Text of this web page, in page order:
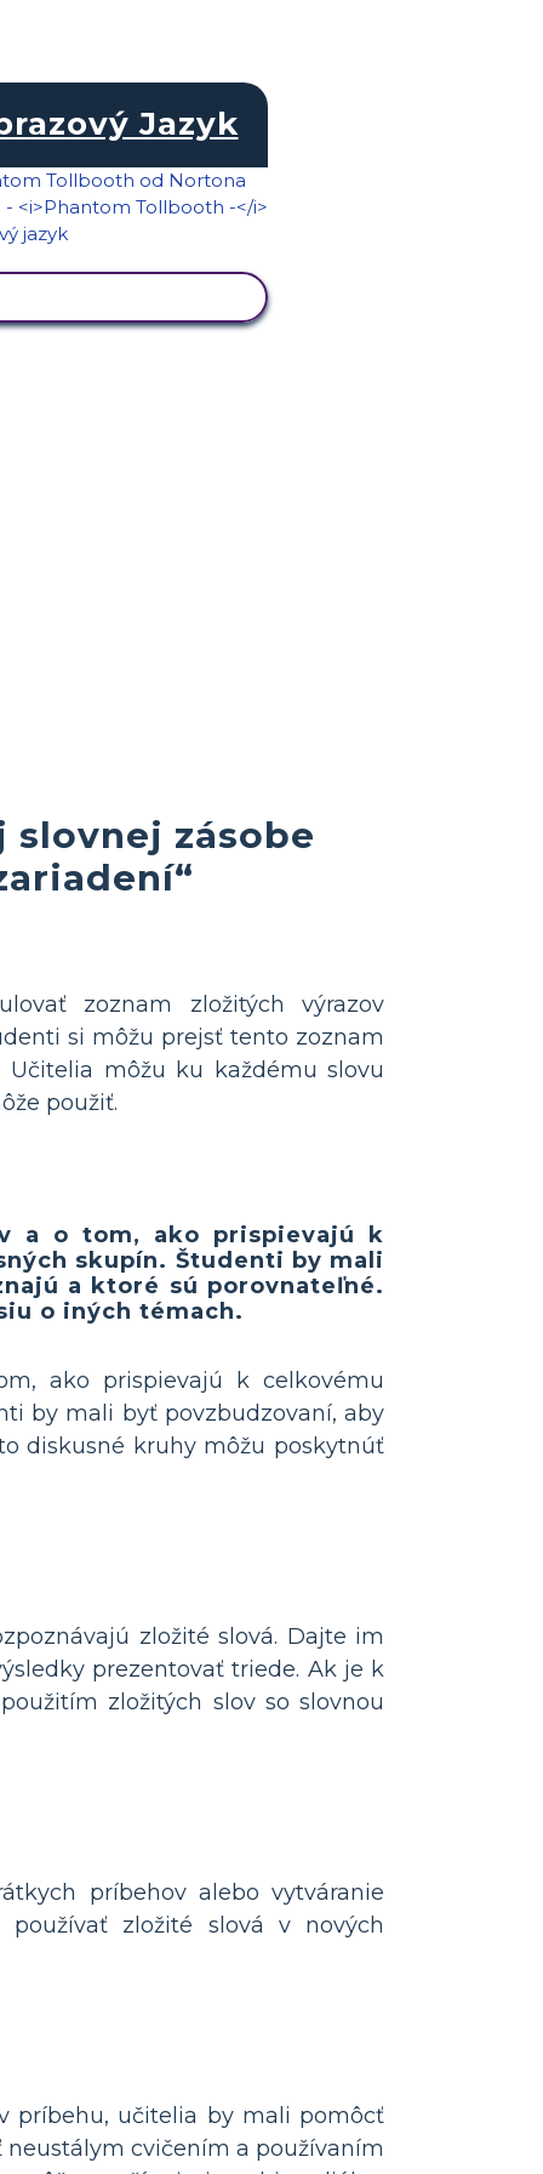
zásobe
zoznam zložitých výrazov
si môžu prejsť tento zoznam
môžu ku každému slovu
použiť.
a o tom, ako prispievajú k
skupín. Študenti by mali
a ktoré sú porovnateľné.
o iných témach.
ako prispievajú k celkovému
by mali byť povzbudzovaní, aby
diskusné kruhy môžu poskytnúť
zložité slová. Dajte im
prezentovať triede. Ak je k
zložitých slov so slovnou
príbehov alebo vytváranie
zložité slová v nových
príbehu, učitelia by mali pomôcť
cvičením a používaním
Jazyk